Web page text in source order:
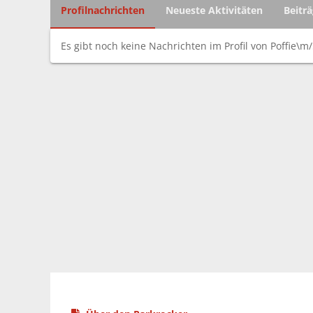
Profilnachrichten Neueste Aktivitäten
Es gibt noch keine Nachrichten im Profil von